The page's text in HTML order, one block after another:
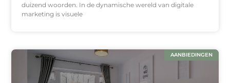
duizend woorden. In de dynamische wereld van digitale
marketing is visuele
AANBIEDINGEN